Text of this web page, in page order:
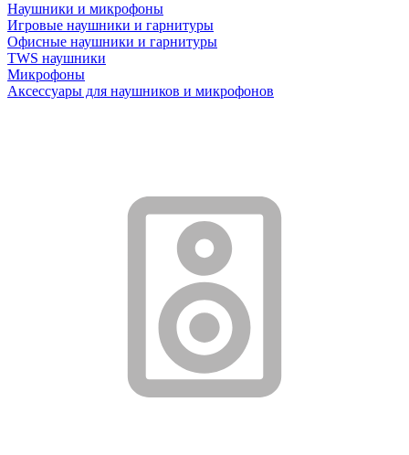
Наушники и микрофоны
Игровые наушники и гарнитуры
Офисные наушники и гарнитуры
TWS наушники
Микрофоны
Аксессуары для наушников и микрофонов